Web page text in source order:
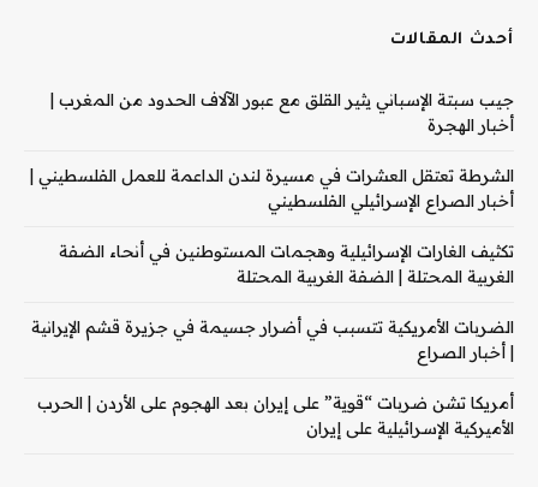
أحدث المقالات
جيب سبتة الإسباني يثير القلق مع عبور الآلاف الحدود من المغرب |
أخبار الهجرة
الشرطة تعتقل العشرات في مسيرة لندن الداعمة للعمل الفلسطيني |
أخبار الصراع الإسرائيلي الفلسطيني
تكثيف الغارات الإسرائيلية وهجمات المستوطنين في أنحاء الضفة
الغربية المحتلة | الضفة الغربية المحتلة
الضربات الأمريكية تتسبب في أضرار جسيمة في جزيرة قشم الإيرانية
| أخبار الصراع
أمريكا تشن ضربات “قوية” على إيران بعد الهجوم على الأردن | الحرب
الأميركية الإسرائيلية على إيران